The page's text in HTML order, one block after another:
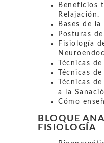
Beneficios
Relajación.
Bases de la
Posturas
Fisiología
Técnicas
Técnicas
Técnicas
a la
Cómo
BLOQUE
FISIOLOGÍA